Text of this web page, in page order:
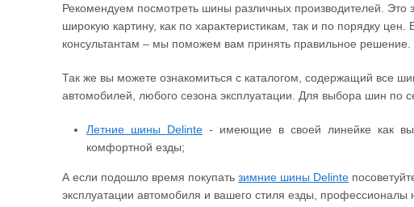
Рекомендуем посмотреть шины различных производителей. Это
широкую картину, как по характеристикам, так и по порядку
консультантам – мы поможем вам принять правильное решение.
Так же вы можете ознакомиться с каталогом, содержащий все
автомобилей, любого сезона эксплуатации. Для выбора шин
Летние шины Delinte - имеющие в своей линейке как
комфортной езды;
А если подошло время покупать зимние шины Delinte
эксплуатации автомобиля и вашего стиля езды,